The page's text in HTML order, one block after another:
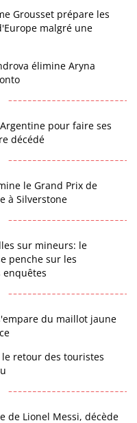
Grousset prépare les
malgré une
élimine Aryna
pour faire ses
décédé
le Grand Prix de
à Silverstone
sur mineurs: le
penche sur les
enquêtes
du maillot jaune
le retour des touristes
de Lionel Messi, décède